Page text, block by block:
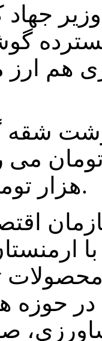
وزیر
هم ارز
شقه
هزار تومان کاهش می‌یابد.
در حوزه